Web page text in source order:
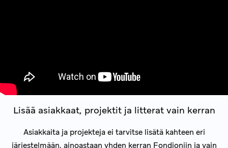
Lisää asiakkaat, projektit ja litterat vain kerran
Asiakkaita ja projekteja ei tarvitse lisätä kahteen eri
järjestelmään, ainoastaan yhden kerran Fondioniin ja vain